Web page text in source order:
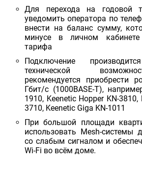
Для перехода на годовой
уведомить оператора по
внести на баланс сумму,
минусе в личном
тарифа
Подключение
технической
рекомендуется приобрести
Гбит/с (1000BASE-T),
1910, Keenetic Hopper KN-3810,
3710, Keenetic Giga KN-1011
При большой площади
использовать Mesh-системы
со слабым сигналом и
Wi-Fi во всём доме.